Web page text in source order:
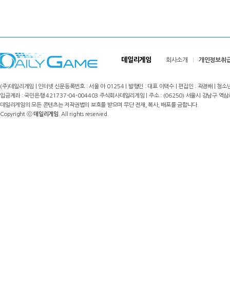
데일리게임 회사소개 개인정보취
(주)데일리게임 | 인터넷 신문등록번호 : 서울 아 01254 | 발행인 : 대표 이택수 | 편집인 : 곽경배 |
입금계좌 : 국민은행 421737-04-004403 주식회사데일리게임 | 주소 : (06250) 서울시 강남구
데일리게임의 모든 콘텐츠는 저작권법의 보호를 받으며 무단 전재, 복사, 배포를 금합니다.
Copyright ⓒ데일리게임 . All rights reserved.